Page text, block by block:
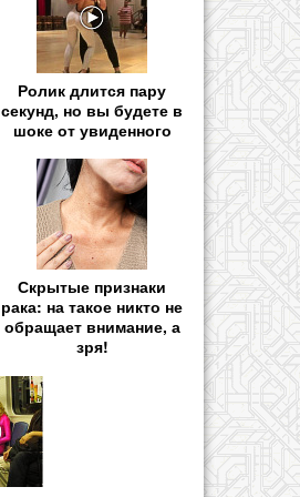
Ролик длится пару
секунд, но вы будете в
шоке от увиденного
Скрытые признаки
рака: на такое никто не
обращает внимание, а
зря!